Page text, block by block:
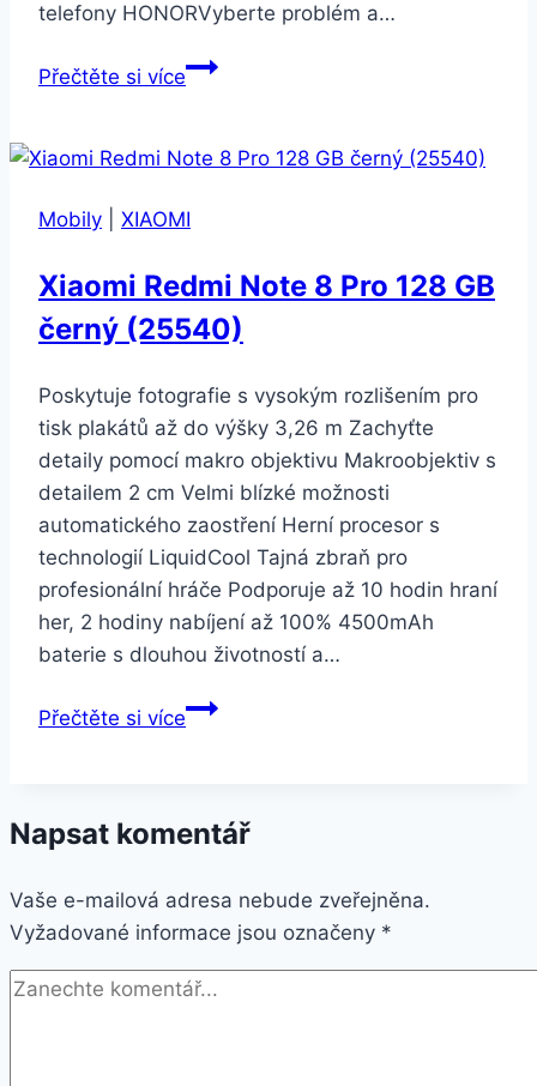
telefony HONORVyberte problém a…
Přečtěte si víceHonor
Dual
modrý
Mobily XIAOMI
Xiaomi Redmi Note 8 Pro 128 GB
černý (25540)
Poskytuje fotografie s vysokým rozlišením pro
tisk plakátů až do výšky 3,26 m Zachyťte
detaily pomocí makro objektivu Makroobjektiv s
detailem 2 cm Velmi blízké možnosti
automatického zaostření Herní procesor s
technologií LiquidCool Tajná zbraň pro
profesionální hráče Podporuje až 10 hodin hraní
her, 2 hodiny nabíjení až 100% 4500mAh
baterie s dlouhou životností a…
Přečtěte si víceXiaomi
Pro
GB
černý
(25540)
Napsat komentář
Vaše e-mailová adresa nebude zveřejněna.
Vyžadované informace jsou označeny *